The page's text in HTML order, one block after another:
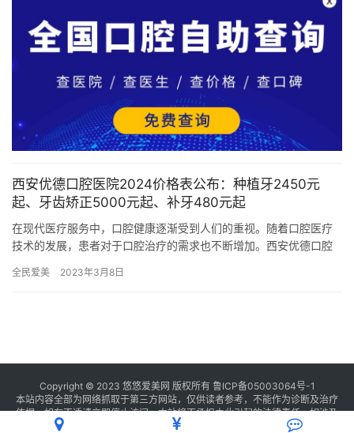
西安优德口腔医院2024价格表公布：种植牙2450元
起、牙齿矫正5000元起、补牙480元起
在现代医疗服务中，口腔健康逐渐受到人们的重视。随着口腔医疗
技术的发展，患者对于口腔治疗的需求也不断增加。西安优德口腔
得了广…
全民爱美 2023年3月8日
Copyright © 2023 悠悠爱美网 版权所有 鲁ICP备05003064号-1
本站内容全部为网络抓取于第三方网站，仅供读者参考，不能作为诊断及治疗
依据，如有不适请立即停止访问，本站将不承担由此引起的法律责任。如涉及
联系我们